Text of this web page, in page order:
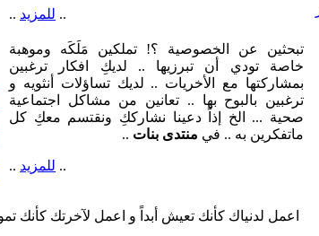
.. للمزيد ..
تبحثين عن الخصوصية ؟! تملكين مَلَكَه وموهبة
خاصة تودي أن تبرزيها .. لديكِ افكار ترغبين
بمشاركتها مع الأخريات .. لديك تساؤلات أنثويه و
ترغبين بالبوح بها .. تعانين من مشاكل اجتماعية
صحية ... الخ إذاً دعينا نشارككِ ونقتسم معكِ كل
ماتفكرين به .. في منتدى بنات ..
.. للمزيد ..
اعمل لدنياك كأنك تعيش أبداً و اعمل لآخرتك كأنك